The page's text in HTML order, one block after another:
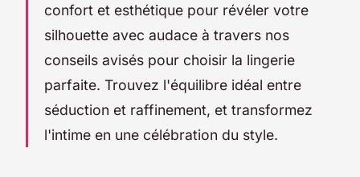
confort et esthétique pour révéler votre
silhouette avec audace à travers nos
conseils avisés pour choisir la lingerie
parfaite. Trouvez l'équilibre idéal entre
séduction et raffinement, et transformez
l'intime en une célébration du style.